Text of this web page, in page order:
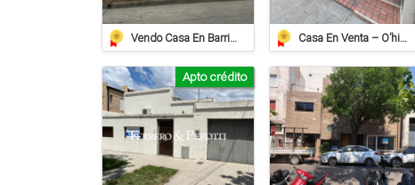
Vendo Casa En Barrio Juan De Garay Calle Corrientes 406 Casa En Venta – O’higgins 739, Barrio Alberdi, Rafaela
Apto crédito